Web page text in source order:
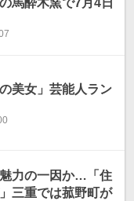
美女」芸能人ラン
力の一因か…「住
三重では菰野町が